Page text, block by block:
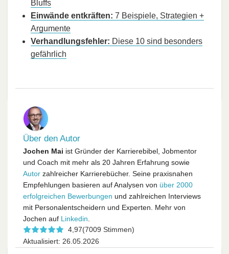
Bluffs
Einwände entkräften: 7 Beispiele, Strategien +
Argumente
Verhandlungsfehler: Diese 10 sind besonders
gefährlich
Über den Autor
Jochen Mai ist Gründer der Karrierebibel, Jobmentor
und Coach mit mehr als 20 Jahren Erfahrung sowie
Autor zahlreicher Karrierebücher. Seine praxisnahen
Empfehlungen basieren auf Analysen von über 2000
erfolgreichen Bewerbungen und zahlreichen Interviews
mit Personalentscheidern und Experten. Mehr von
Jochen auf Linkedin.
4,97(7009 Stimmen)
Aktualisiert: 26.05.2026